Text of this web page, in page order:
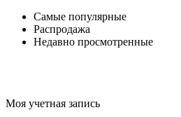
Самые популярные
Распродажа
Недавно просмотренные
Моя учетная запись